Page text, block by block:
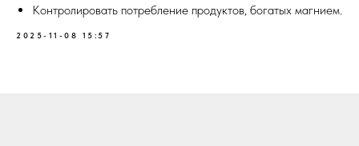
Контролировать потребление продуктов, богатых магнием.
2025-11-08 15:57